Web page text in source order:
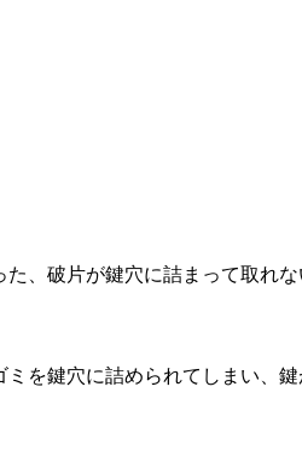
、破片が鍵穴に詰まって取れ
を鍵穴に詰められてしまい、